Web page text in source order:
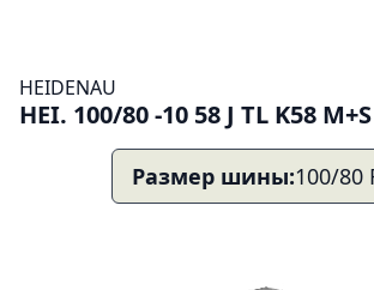
HEIDENAU
HEI. 100/80 -10 58 J TL K58 M+S
Размер шины:100/80